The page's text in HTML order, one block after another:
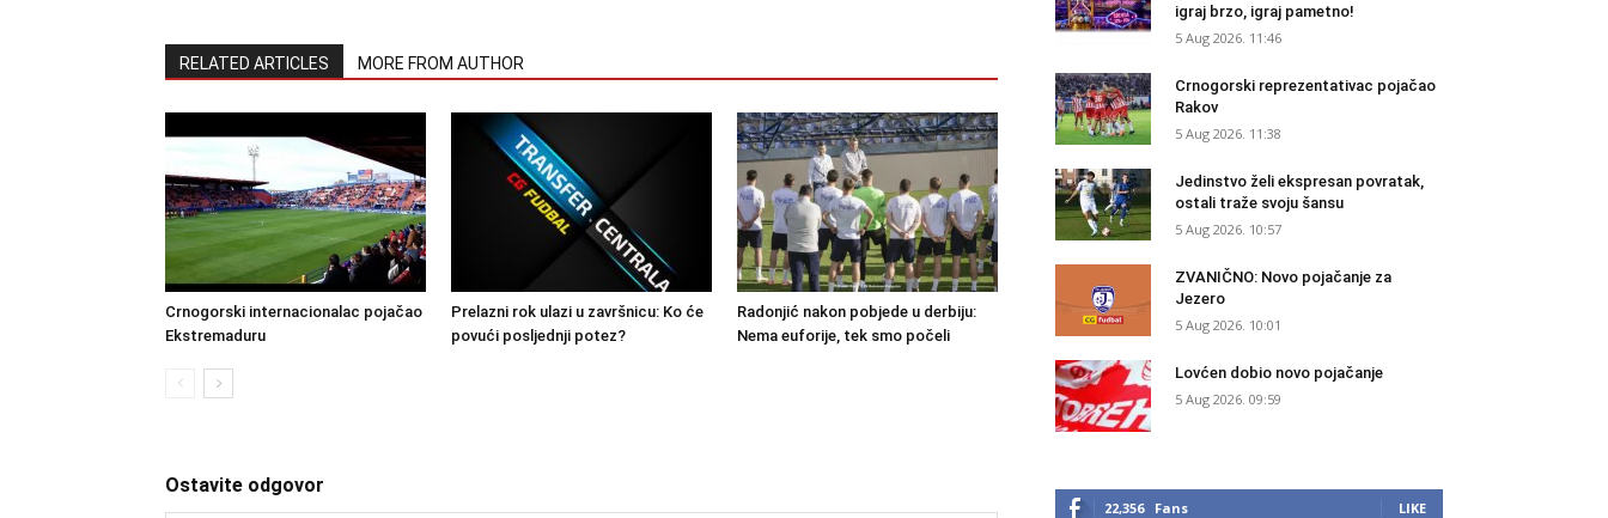
RELATED ARTICLES MORE FROM AUTHOR
Crnogorski internacionalac pojačao
Ekstremaduru
Prelazni rok ulazi u završnicu: Ko će
povući posljednji potez?
Radonjić nakon pobjede u derbiju:
Nema euforije, tek smo počeli
Ostavite odgovor
igraj brzo, igraj pametno!
5 Aug 2026. 11:46
Crnogorski reprezentativac pojačao
Rakov
5 Aug 2026. 11:38
Jedinstvo želi ekspresan povratak,
ostali traže svoju šansu
5 Aug 2026. 10:57
ZVANIČNO: Novo pojačanje za
Jezero
5 Aug 2026. 10:01
Lovćen dobio novo pojačanje
5 Aug 2026. 09:59
22,356 Fans LIKE